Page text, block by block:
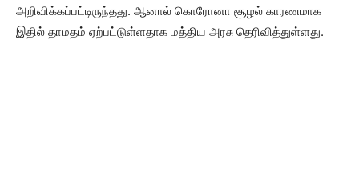
அறிவிக்கப்பட்டிருந்தது. ஆனால் கொரோனா சூழல் காரணமாக
இதில் தாமதம் ஏற்பட்டுள்ளதாக மத்திய அரசு தெரிவித்துள்ளது.